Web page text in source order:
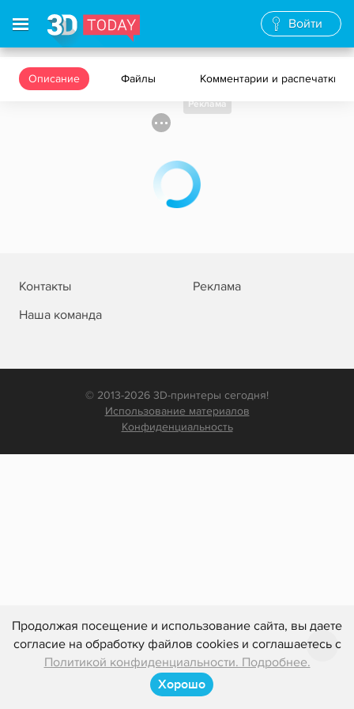
Продолжая посещение и использование сайта, вы даете
согласие на обработку файлов cookies и соглашаетесь с
Политикой конфиденциальности. Подробнее.
Хорошо
Войти
Описание Файлы Комментарии и распечатки
Реклама
Контакты
Реклама
Наша команда
© 2013-2026 3D-принтеры сегодня!
Использование материалов
Конфиденциальность